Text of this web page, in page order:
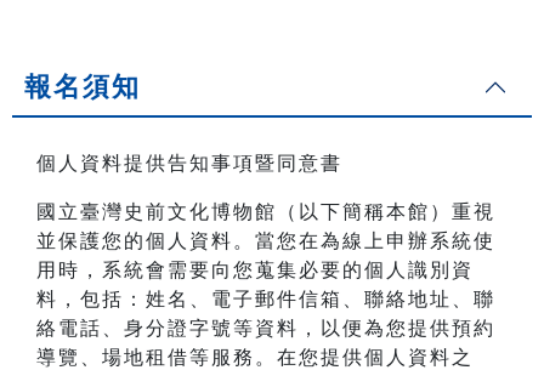
報名須知
個人資料提供告知事項暨同意書
國立臺灣史前文化博物館（以下簡稱本館）重視
並保護您的個人資料。當您在為線上申辦系統使
用時，系統會需要向您蒐集必要的個人識別資
料，包括：姓名、電子郵件信箱、聯絡地址、聯
絡電話、身分證字號等資料，以便為您提供預約
導覽、場地租借等服務。在您提供個人資料之